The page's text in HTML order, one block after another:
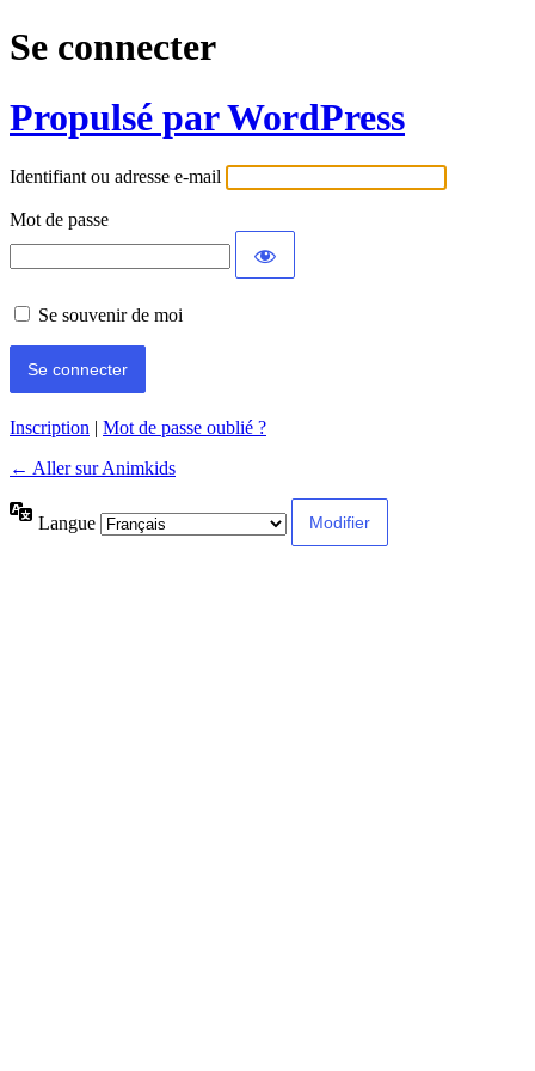
Se connecter
Propulsé par WordPress
Identifiant ou adresse e-mail
Mot de passe
Se souvenir de moi
Inscription | Mot de passe oublié ?
← Aller sur Animkids
Langue